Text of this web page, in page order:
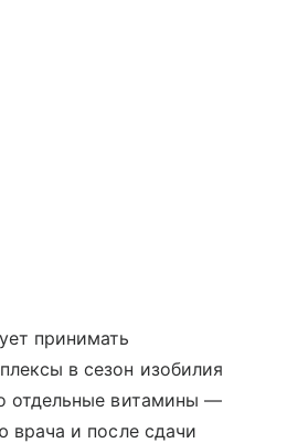
принимать
в сезон изобилия
отдельные витамины —
врача и после сдачи